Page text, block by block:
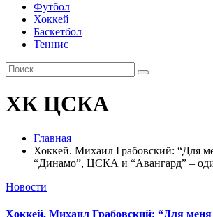
Футбол
Хоккей
Баскетбол
Теннис
ХК ЦСКА
Главная
Хоккей. Михаил Грабовский: “Для
“Динамо”, ЦСКА и “Авангард” –
Новости
Хоккей. Михаил Грабовский: “Для меня